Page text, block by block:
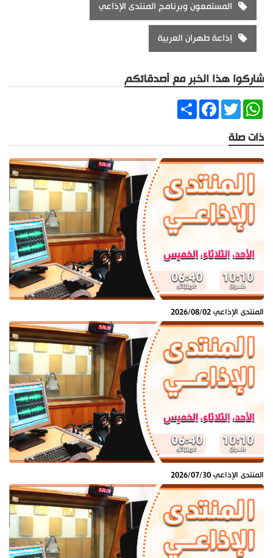
المستمعون وبرنامج المنتدى الإذاعي
إذاعة طهران العربية
شاركوا هذا الخبر مع أصدقائكم
ShareFacebookTwitter
WhatsApp
ذات صلة
المنتدى الإذاعي 2026/08/02
المنتدى الإذاعي 2026/07/30